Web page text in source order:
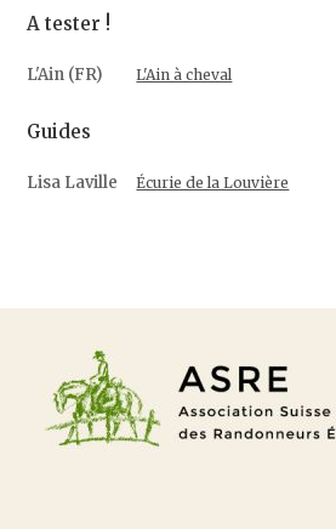
A tester !
L'Ain (FR) L'Ain à cheval
Guides
Lisa Laville Écurie de la Louvière